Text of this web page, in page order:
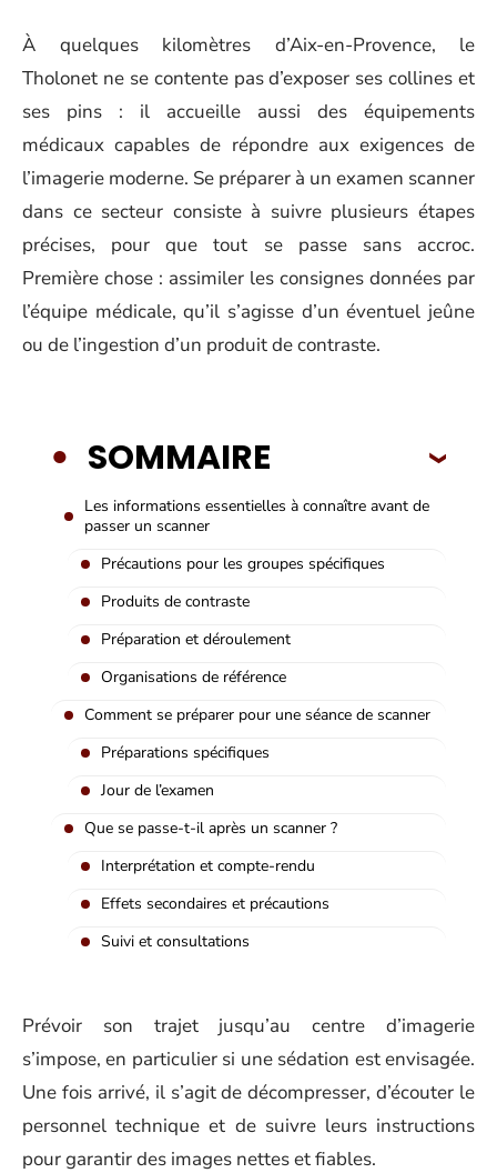
À quelques kilomètres d’Aix-en-Provence, le
Tholonet ne se contente pas d’exposer ses collines et
ses pins : il accueille aussi des équipements
médicaux capables de répondre aux exigences de
l’imagerie moderne. Se préparer à un examen scanner
dans ce secteur consiste à suivre plusieurs étapes
précises, pour que tout se passe sans accroc.
Première chose : assimiler les consignes données par
l’équipe médicale, qu’il s’agisse d’un éventuel jeûne
ou de l’ingestion d’un produit de contraste.
SOMMAIRE
Les informations essentielles à connaître avant de
passer un scanner
Précautions pour les groupes spécifiques
Produits de contraste
Préparation et déroulement
Organisations de référence
Comment se préparer pour une séance de scanner
Préparations spécifiques
Jour de l’examen
Que se passe-t-il après un scanner ?
Interprétation et compte-rendu
Effets secondaires et précautions
Suivi et consultations
Prévoir son trajet jusqu’au centre d’imagerie
s’impose, en particulier si une sédation est envisagée.
Une fois arrivé, il s’agit de décompresser, d’écouter le
personnel technique et de suivre leurs instructions
pour garantir des images nettes et fiables.